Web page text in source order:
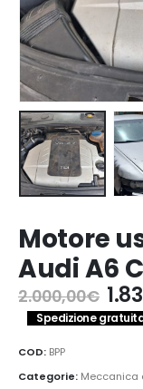
Motore
Audi A6
2.000,00€ Il
Spedizione
COD: BPP
Categorie: Meccanica